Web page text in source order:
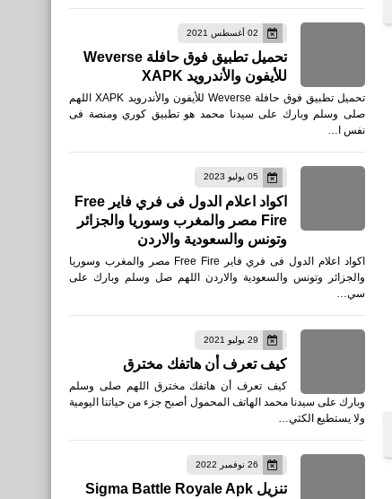
02 أغسطس 2021
تحميل تطبيق فوق حافلة Weverse
للأيفون والأندرويد XAPK
تحميل تطبيق فوق حافلة Weverse للأيفون والأندرويد XAPK اللهم
صلى وسلم وبارك على سيدنا محمد هو تطبيق كوري ومنصة فى
نفس ا…
05 يوليو 2023
اكواد اعلام الدول فى فري فاير Free
Fire مصر والمغرب وسوريا والجزائر
وتونس والسعودية والاردن
اكواد اعلام الدول فى فري فاير Free Fire مصر والمغرب وسوريا
والجزائر وتونس والسعودية والاردن اللهم صل وسلم وبارك على
سي…
29 يوليو 2021
كيف تعرف أن هاتفك مخترق
كيف تعرف أن هاتفك مخترق اللهم صلى وسلم
وبارك على سيدنا محمد الهاتف المحمول أصبح جزء من حياتنا اليومية
ولا يستطيع الكثي…
26 نوفمبر 2022
تنزيل Sigma Battle Royale Apk